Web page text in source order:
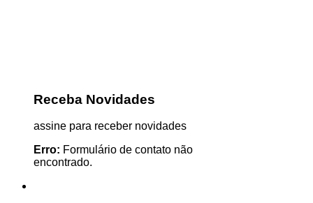
Receba Novidades
assine para receber novidades
Erro: Formulário de contato não
encontrado.